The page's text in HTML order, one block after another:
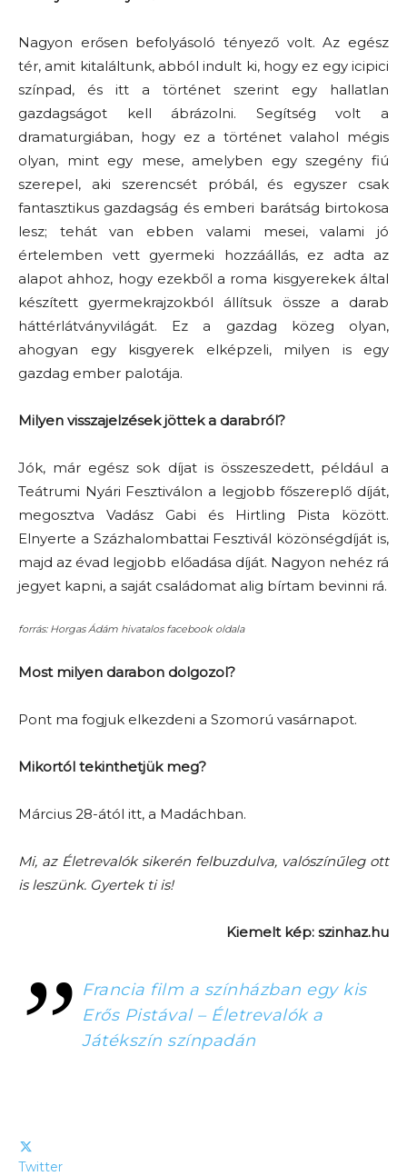
Nagyon erősen befolyásoló tényező volt. Az egész
tér, amit kitaláltunk, abból indult ki, hogy ez egy icipici
színpad, és itt a történet szerint egy hallatlan
gazdagságot kell ábrázolni. Segítség volt a
dramaturgiában, hogy ez a történet valahol mégis
olyan, mint egy mese, amelyben egy szegény fiú
szerepel, aki szerencsét próbál, és egyszer csak
fantasztikus gazdagság és emberi barátság birtokosa
lesz; tehát van ebben valami mesei, valami jó
értelemben vett gyermeki hozzáállás, ez adta az
alapot ahhoz, hogy ezekből a roma kisgyerekek által
készített gyermekrajzokból állítsuk össze a darab
háttérlátványvilágát. Ez a gazdag közeg olyan,
ahogyan egy kisgyerek elképzeli, milyen is egy
gazdag ember palotája.
Milyen visszajelzések jöttek a darabról?
Jók, már egész sok díjat is összeszedett, például a
Teátrumi Nyári Fesztiválon a legjobb főszereplő díját,
megosztva Vadász Gabi és Hirtling Pista között.
Elnyerte a Százhalombattai Fesztivál közönségdíját is,
majd az évad legjobb előadása díját. Nagyon nehéz rá
jegyet kapni, a saját családomat alig bírtam bevinni rá.
forrás: Horgas Ádám hivatalos facebook oldala
Most milyen darabon dolgozol?
Pont ma fogjuk elkezdeni a Szomorú vasárnapot.
Mikortól tekinthetjük meg?
Március 28-ától itt, a Madáchban.
Mi, az Életrevalók sikerén felbuzdulva, valószínűleg ott
is leszünk. Gyertek ti is!
Kiemelt kép: szinhaz.hu
Francia film a színházban egy kis
Erős Pistával – Életrevalók a
Játékszín színpadán
Twitter